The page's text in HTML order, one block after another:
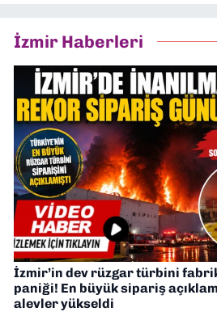
İzmir Haberleri
İzmir’in dev rüzgar türbini
paniği! En büyük sipariş
alevler yükseldi